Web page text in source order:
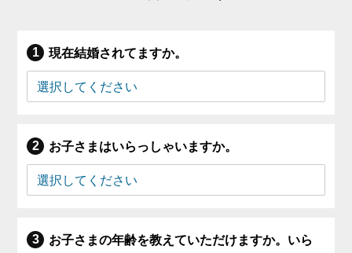
現在結婚されてますか。
お子さまはいらっしゃいますか。
お子さまの年齢を教えていただけますか。いら